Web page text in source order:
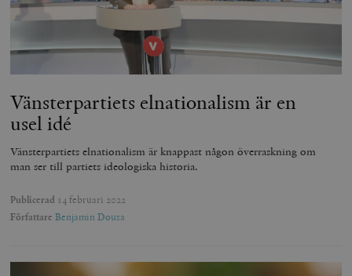
Vänsterpartiets elnationalism är en
usel idé
Vänsterpartiets elnationalism är knappast någon överraskning om
man ser till partiets ideologiska historia.
Publicerad 14 februari 2022
Författare Benjamin Dousa